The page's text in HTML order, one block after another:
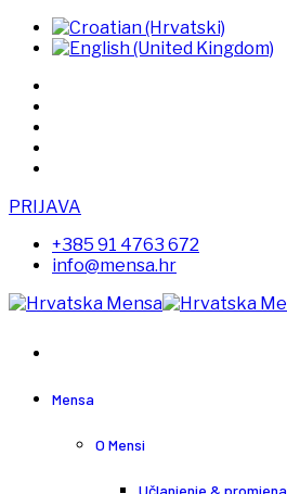
PRIJAVA
+385 91 4763 672
info@mensa.hr
Mensa
O Mensi
Učlanjenje & promjena